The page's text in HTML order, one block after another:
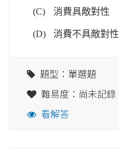
(C) 消費具敵對性
(D) 消費不具敵對性
題型：單選題
難易度：尚未記錄
看解答